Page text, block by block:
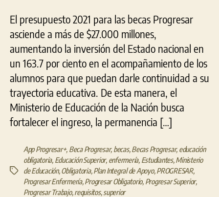
El presupuesto 2021 para las becas Progresar
asciende a más de $27.000 millones,
aumentando la inversión del Estado nacional en
un 163.7 por ciento en el acompañamiento de los
alumnos para que puedan darle continuidad a su
trayectoria educativa. De esta manera, el
Ministerio de Educación de la Nación busca
fortalecer el ingreso, la permanencia […]
Etiquetas
App Progresar+, Beca Progresar, becas,Becas Progresar, educación
obligatoria, Educación Superior, enfermería, Estudiantes,Ministerio
de Educación,Obligatoria,Plan Integral de Apoyo,PROGRESAR,
Progresar Enfermería,Progresar Obligatorio, Progresar Superior,
Progresar Trabajo,requisitos,superior